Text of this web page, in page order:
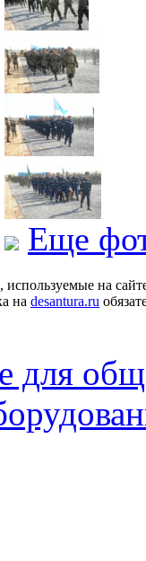
Еще
на
на desantura.ru
для